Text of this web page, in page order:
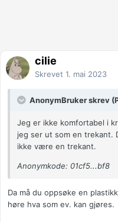
cilie
Skrevet 1. mai 2023
AnonymBruker skrev
Jeg er ikke komfortabel i
jeg ser ut som en trekant.
ikke være en trekant.
Anonymkode: 01cf5...bf8
Da må du oppsøke en
høre hva som ev. kan gjøres.